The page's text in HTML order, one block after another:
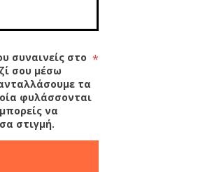
συναινείς στο
σου μέσω
τα
φυλάσσονται
να
στιγμή.
*